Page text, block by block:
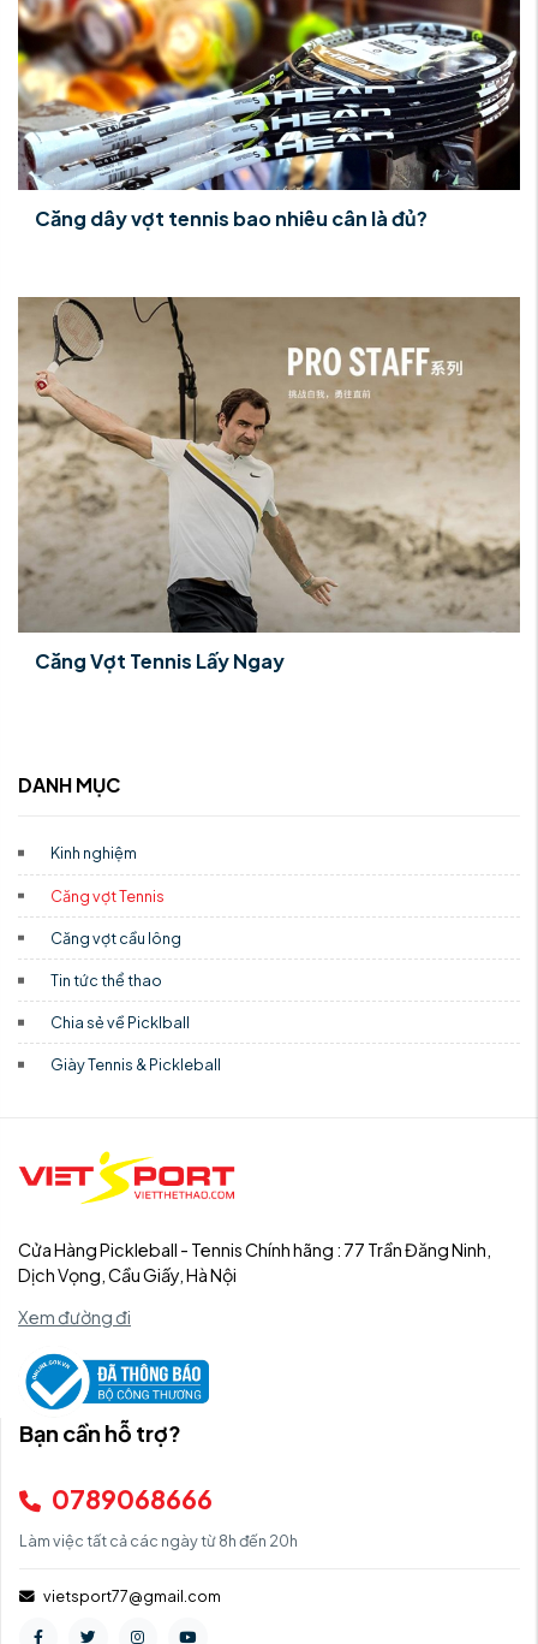
Căng dây vợt tennis bao nhiêu cân là đủ?
Căng Vợt Tennis Lấy Ngay
DANH MỤC
Kinh nghiệm
Căng vợt Tennis
Căng vợt cầu lông
Tin tức thể thao
Chia sẻ về Picklball
Giày Tennis & Pickleball
Cửa Hàng Pickleball - Tennis Chính hãng : 77 Trần Đăng Ninh,
Dịch Vọng, Cầu Giấy, Hà Nội
Xem đường đi
Bạn cần hỗ trợ?
0789068666
Làm việc tất cả các ngày từ 8h đến 20h
vietsport77@gmail.com